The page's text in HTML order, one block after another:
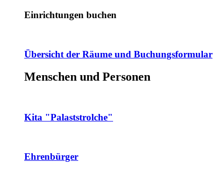
Einrichtungen buchen
Übersicht der Räume und Buchungsformular
Menschen und Personen
Kita "Palaststrolche"
Ehrenbürger